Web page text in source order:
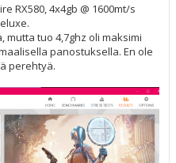
RX580, 4x4gb @ 1600mt/s
tuo 4,7ghz oli maksimi
panostuksella. En ole
perehtyä.